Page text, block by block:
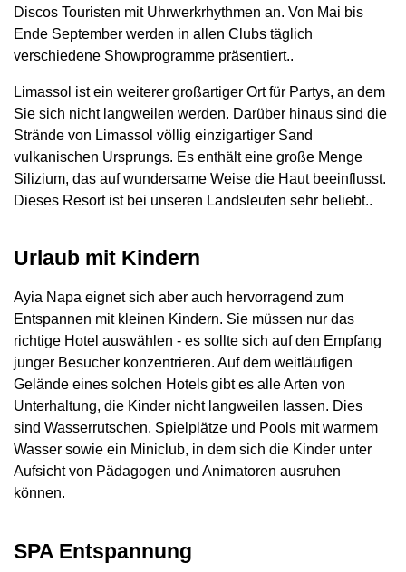
Discos Touristen mit Uhrwerkrhythmen an. Von Mai bis
Ende September werden in allen Clubs täglich
verschiedene Showprogramme präsentiert..
Limassol ist ein weiterer großartiger Ort für Partys, an dem
Sie sich nicht langweilen werden. Darüber hinaus sind die
Strände von Limassol völlig einzigartiger Sand
vulkanischen Ursprungs. Es enthält eine große Menge
Silizium, das auf wundersame Weise die Haut beeinflusst.
Dieses Resort ist bei unseren Landsleuten sehr beliebt..
Urlaub mit Kindern
Ayia Napa eignet sich aber auch hervorragend zum
Entspannen mit kleinen Kindern. Sie müssen nur das
richtige Hotel auswählen - es sollte sich auf den Empfang
junger Besucher konzentrieren. Auf dem weitläufigen
Gelände eines solchen Hotels gibt es alle Arten von
Unterhaltung, die Kinder nicht langweilen lassen. Dies
sind Wasserrutschen, Spielplätze und Pools mit warmem
Wasser sowie ein Miniclub, in dem sich die Kinder unter
Aufsicht von Pädagogen und Animatoren ausruhen
können.
SPA Entspannung